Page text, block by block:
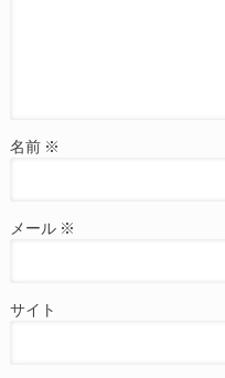
名前 ※
メール ※
サイト